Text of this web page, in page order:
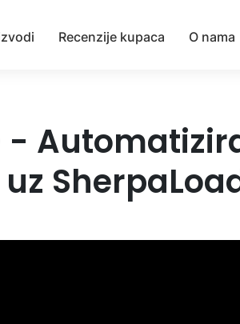
Recenzije kupaca O nama
-